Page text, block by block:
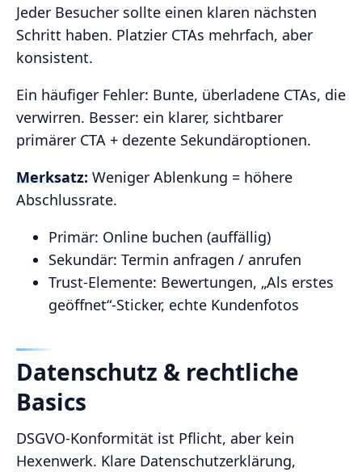
Jeder Besucher sollte einen klaren nächsten
Schritt haben. Platzier CTAs mehrfach, aber
konsistent.
Ein häufiger Fehler: Bunte, überladene CTAs, die
verwirren. Besser: ein klarer, sichtbarer
primärer CTA + dezente Sekundäroptionen.
Merksatz: Weniger Ablenkung = höhere
Abschlussrate.
Primär: Online buchen (auffällig)
Sekundär: Termin anfragen / anrufen
Trust‑Elemente: Bewertungen, „Als erstes
geöffnet“‑Sticker, echte Kundenfotos
Datenschutz & rechtliche
Basics
DSGVO‑Konformität ist Pflicht, aber kein
Hexenwerk. Klare Datenschutzerklärung,